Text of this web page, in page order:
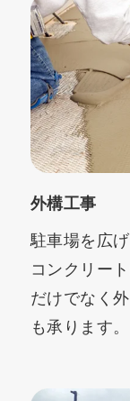
外構工事
駐車場を広
コンクリー
だけでなく
も承ります。